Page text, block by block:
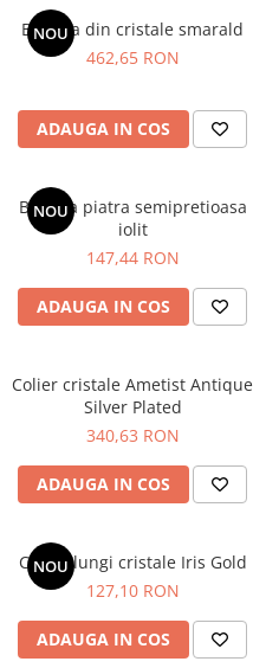
NOU
Bratara din cristale smarald
462,65 RON
ADAUGA IN COS
NOU
Bratara piatra semipretioasa
iolit
147,44 RON
ADAUGA IN COS
Colier cristale Ametist Antique
Silver Plated
340,63 RON
ADAUGA IN COS
NOU
Cercei lungi cristale Iris Gold
127,10 RON
ADAUGA IN COS